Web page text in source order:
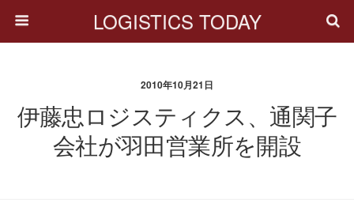
LOGISTICS TODAY
2010年10月21日
伊藤忠ロジスティクス、通関子
会社が羽田営業所を開設